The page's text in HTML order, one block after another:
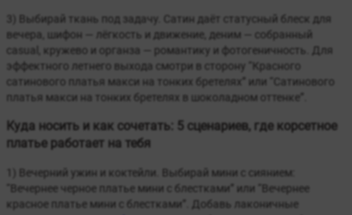
3) Выбирай ткань под задачу. Сатин даёт статусный блеск для
вечера, шифон — лёгкость и движение, деним — собранный
casual, кружево и органза — романтику и фотогеничность. Для
эффектного летнего выхода смотри в сторону “Красного
сатинового платья макси на тонких бретелях” или “Сатинового
платья макси на тонких бретелях в шоколадном оттенке”.
Куда носить и как сочетать: 5 сценариев, где корсетное
платье работает на тебя
1) Вечерний ужин и коктейли. Выбирай мини с сиянием:
“Вечернее черное платье мини с блестками” или “Вечернее
красное платье мини с блестками”. Добавь лаконичные